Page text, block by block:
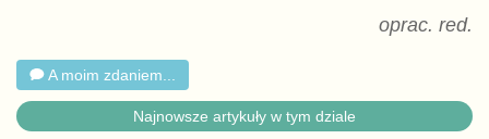
oprac. red.
A moim zdaniem...
Najnowsze artykuły w tym dziale